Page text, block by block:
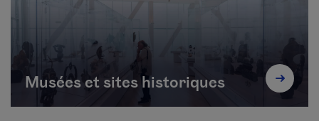
Musées et sites historiques